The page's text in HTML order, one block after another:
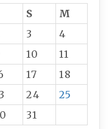
S
M
3
4
10
11
17
18
24
25
31